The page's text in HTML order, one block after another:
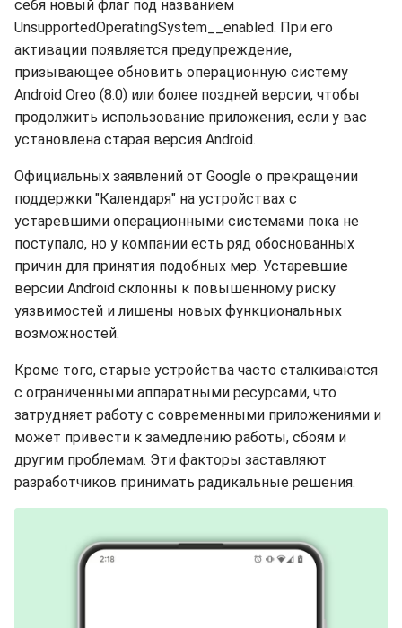
себя новый флаг под названием
UnsupportedOperatingSystem__enabled. При его
активации появляется предупреждение,
призывающее обновить операционную систему
Android Oreo (8.0) или более поздней версии, чтобы
продолжить использование приложения, если у вас
установлена старая версия Android.
Официальных заявлений от Google о прекращении
поддержки "Календаря" на устройствах с
устаревшими операционными системами пока не
поступало, но у компании есть ряд обоснованных
причин для принятия подобных мер. Устаревшие
версии Android склонны к повышенному риску
уязвимостей и лишены новых функциональных
возможностей.
Кроме того, старые устройства часто сталкиваются
с ограниченными аппаратными ресурсами, что
затрудняет работу с современными приложениями и
может привести к замедлению работы, сбоям и
другим проблемам. Эти факторы заставляют
разработчиков принимать радикальные решения.